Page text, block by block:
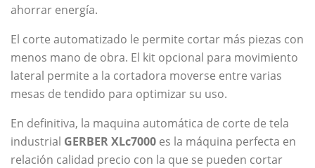
ahorrar energía.
El corte automatizado le permite cortar más piezas con
menos mano de obra. El kit opcional para movimiento
lateral permite a la cortadora moverse entre varias
mesas de tendido para optimizar su uso.
En definitiva, la maquina automática de corte de tela
industrial GERBER XLc7000 es la máquina perfecta en
relación calidad precio con la que se pueden cortar